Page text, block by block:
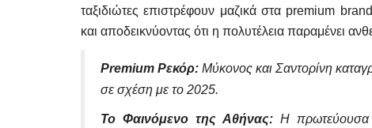
ταξιδιώτες επιστρέφουν μαζικά στα premium
και αποδεικνύοντας ότι η πολυτέλεια παραμένει
Premium Ρεκόρ: Μύκονος και Σαντορίνη
σε σχέση με το 2025.
Το Φαινόμενο της Αθήνας: Η πρωτεύουσα